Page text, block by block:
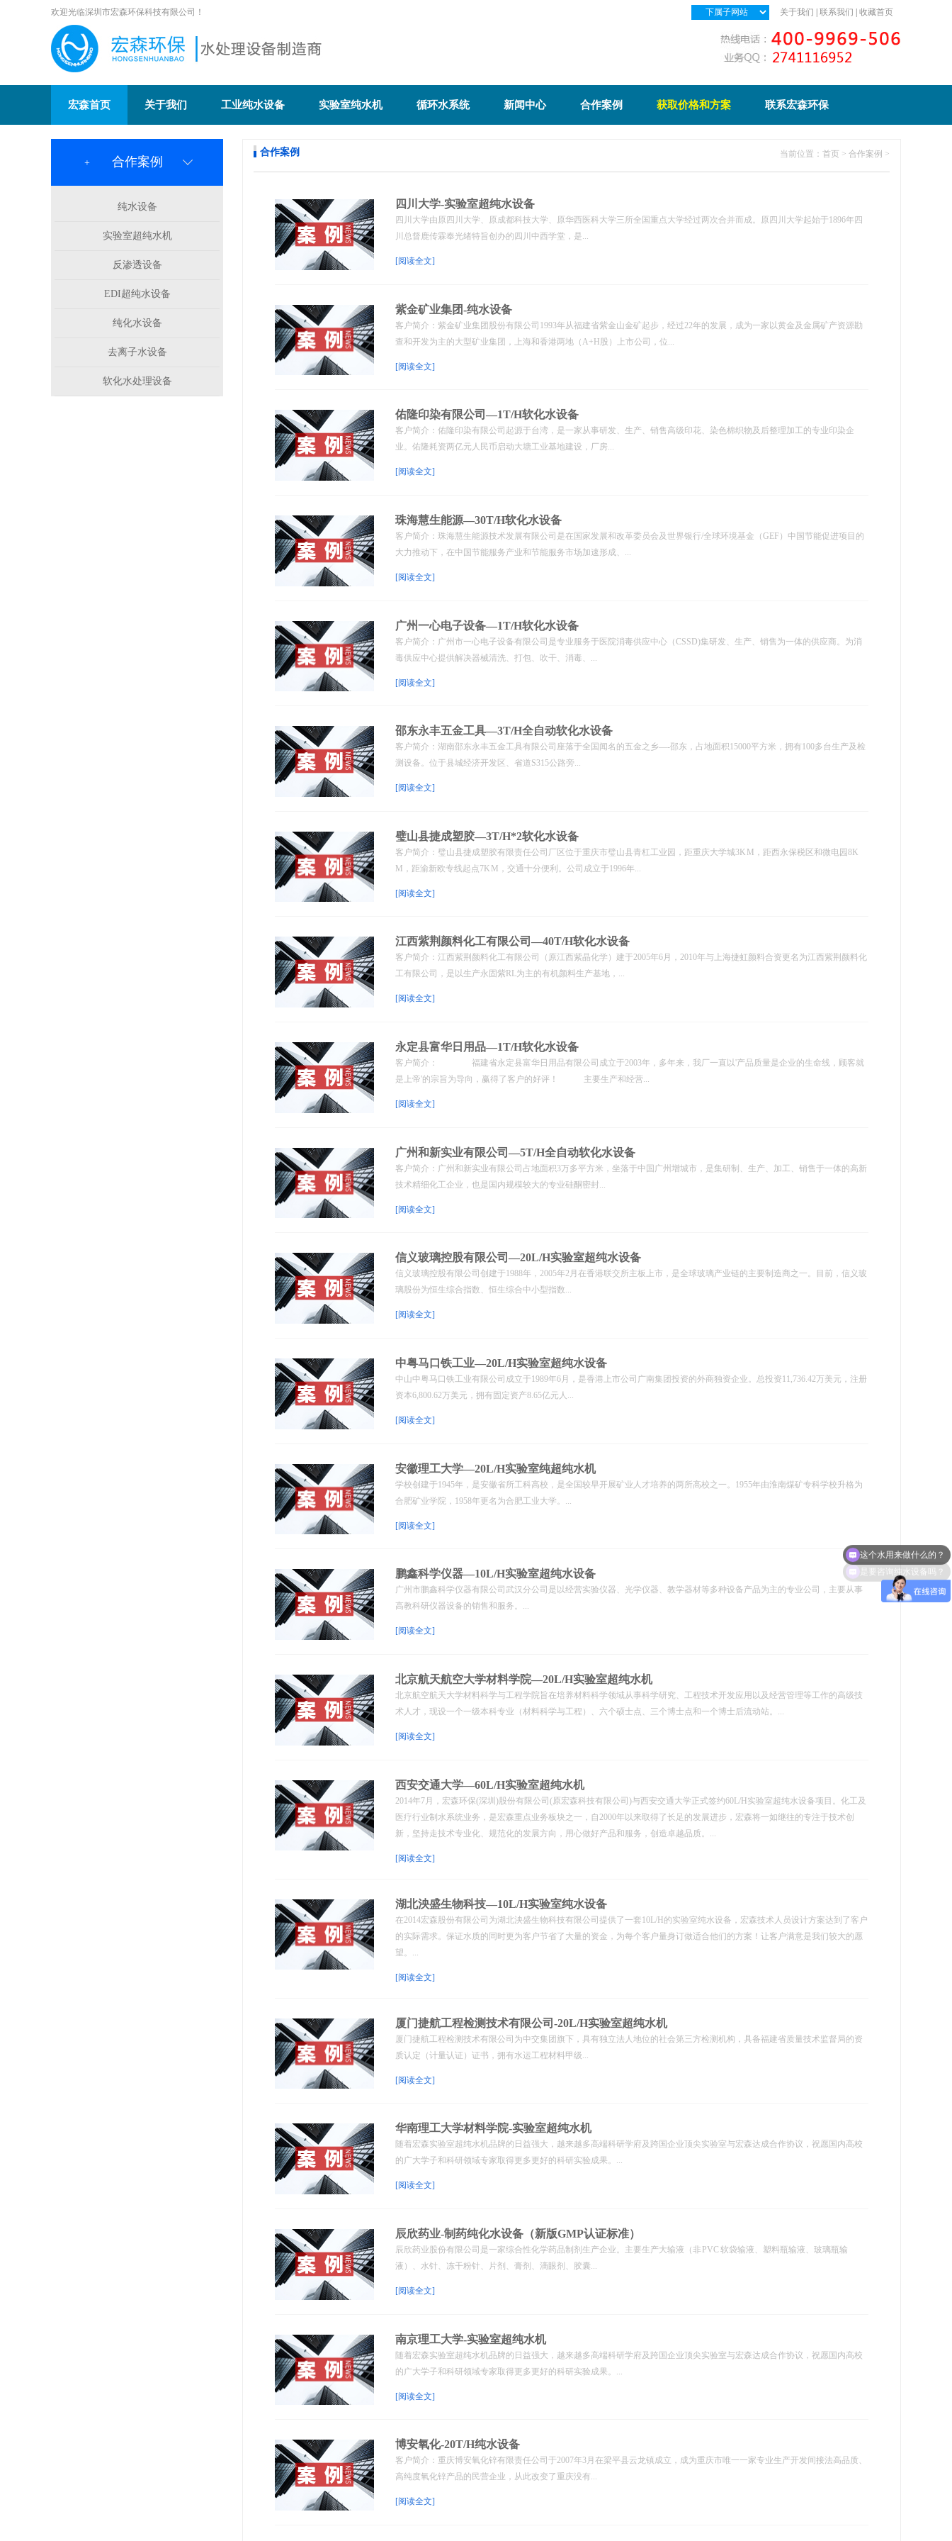
欢迎光临深圳市宏森环保科技有限公司！ 关于我们 联系我们 收藏首页
宏森首页 关于我们 工业纯水设备 实验室纯水机 循环水系统 新闻中心 合作案例 获取价格和方案 联系宏森环保
+ 合作案例
纯水设备
实验室超纯水机
反渗透设备
EDI超纯水设备
纯化水设备
去离子水设备
软化水处理设备
合作案例 当前位置： 首页 > 合作案例 >
四川大学-实验室超纯水设备
四川大学由原四川大学、原成都科技大学、原华西医科大学三所全国重点大学经过两次合并而成。原四川大学起始于1896年四
川总督鹿传霖奉光绪特旨创办的四川中西学堂，是...
[阅读全文]
紫金矿业集团-纯水设备
客户简介：紫金矿业集团股份有限公司1993年从福建省紫金山金矿起步，经过22年的发展，成为一家以黄金及金属矿产资源勘
查和开发为主的大型矿业集团，上海和香港两地（A+H股）上市公司，位...
[阅读全文]
佑隆印染有限公司—1T/H软化水设备
客户简介：佑隆印染有限公司起源于台湾，是一家从事研发、生产、销售高级印花、染色棉织物及后整理加工的专业印染企
业。佑隆耗资两亿元人民币启动大塘工业基地建设，厂房...
[阅读全文]
珠海慧生能源—30T/H软化水设备
客户简介：珠海慧生能源技术发展有限公司是在国家发展和改革委员会及世界银行/全球环境基金（GEF）中国节能促进项目的
大力推动下，在中国节能服务产业和节能服务市场加速形成、...
[阅读全文]
广州一心电子设备—1T/H软化水设备
客户简介：广州市一心电子设备有限公司是专业服务于医院消毒供应中心（CSSD)集研发、生产、销售为一体的供应商。为消
毒供应中心提供解决器械清洗、打包、吹干、消毒、...
[阅读全文]
邵东永丰五金工具—3T/H全自动软化水设备
客户简介：湖南邵东永丰五金工具有限公司座落于全国闻名的五金之乡—-邵东，占地面积15000平方米，拥有100多台生产及检
测设备。位于县城经济开发区、省道S315公路旁...
[阅读全文]
璧山县捷成塑胶—3T/H*2软化水设备
客户简介：璧山县捷成塑胶有限责任公司厂区位于重庆市璧山县青杠工业园，距重庆大学城3K M，距西永保税区和微电园8K
M，距渝新欧专线起点7K M，交通十分便利。公司成立于1996年...
[阅读全文]
江西紫荆颜料化工有限公司—40T/H软化水设备
客户简介：江西紫荆颜料化工有限公司（原江西紫晶化学）建于2005年6月，2010年与上海捷虹颜料合资更名为江西紫荆颜料化
工有限公司，是以生产永固紫RL为主的有机颜料生产基地，...
[阅读全文]
永定县富华日用品—1T/H软化水设备
客户简介： 福建省永定县富华日用品有限公司成立于2003年，多年来，我厂一直以'产品质量是企业的生命线，顾客就
是上帝'的宗旨为导向，赢得了客户的好评！ 主要生产和经营...
[阅读全文]
广州和新实业有限公司—5T/H全自动软化水设备
客户简介：广州和新实业有限公司占地面积3万多平方米，坐落于中国广州增城市，是集研制、生产、加工、销售于一体的高新
技术精细化工企业，也是国内规模较大的专业硅酮密封...
[阅读全文]
信义玻璃控股有限公司—20L/H实验室超纯水设备
信义玻璃控股有限公司创建于1988年，2005年2月在香港联交所主板上市，是全球玻璃产业链的主要制造商之一。目前，信义玻
璃股份为恒生综合指数、恒生综合中小型指数...
[阅读全文]
中粤马口铁工业—20L/H实验室超纯水设备
中山中粤马口铁工业有限公司成立于1989年6月，是香港上市公司广南集团投资的外商独资企业。总投资11,736.42万美元，注册
资本6,800.62万美元，拥有固定资产8.65亿元人...
[阅读全文]
安徽理工大学—20L/H实验室纯超纯水机
学校创建于1945年，是安徽省所工科高校，是全国较早开展矿业人才培养的两所高校之一。1955年由淮南煤矿专科学校升格为
合肥矿业学院，1958年更名为合肥工业大学。...
[阅读全文]
鹏鑫科学仪器—10L/H实验室超纯水设备
广州市鹏鑫科学仪器有限公司武汉分公司是以经营实验仪器、光学仪器、教学器材等多种设备产品为主的专业公司，主要从事
高教科研仪器设备的销售和服务。...
[阅读全文]
北京航天航空大学材料学院—20L/H实验室超纯水机
北京航空航天大学材料科学与工程学院旨在培养材料科学领域从事科学研究、工程技术开发应用以及经营管理等工作的高级技
术人才，现设一个一级本科专业（材料科学与工程）、六个硕士点、三个博士点和一个博士后流动站。...
[阅读全文]
西安交通大学—60L/H实验室超纯水机
2014年7月，宏森环保(深圳)股份有限公司(原宏森科技有限公司)与西安交通大学正式签约60L/H实验室超纯水设备项目。化工及
医疗行业制水系统业务，是宏森重点业务板块之一，自2000年以来取得了长足的发展进步，宏森将一如继往的专注于技术创
新，坚持走技术专业化、规范化的发展方向，用心做好产品和服务，创造卓越品质。...
[阅读全文]
湖北泱盛生物科技—10L/H实验室纯水设备
在2014宏森股份有限公司为湖北泱盛生物科技有限公司提供了一套10L/H的实验室纯水设备，宏森技术人员设计方案达到了客户
的实际需求。保证水质的同时更为客户节省了大量的资金，为每个客户量身订做适合他们的方案！让客户满意是我们较大的愿
望。...
[阅读全文]
厦门捷航工程检测技术有限公司-20L/H实验室超纯水机
厦门捷航工程检测技术有限公司为中交集团旗下，具有独立法人地位的社会第三方检测机构，具备福建省质量技术监督局的资
质认定（计量认证）证书，拥有水运工程材料甲级...
[阅读全文]
华南理工大学材料学院-实验室超纯水机
随着宏森实验室超纯水机品牌的日益强大，越来越多高端科研学府及跨国企业顶尖实验室与宏森达成合作协议，祝愿国内高校
的广大学子和科研领域专家取得更多更好的科研实验成果。...
[阅读全文]
辰欣药业-制药纯化水设备（新版GMP认证标准）
辰欣药业股份有限公司是一家综合性化学药品制剂生产企业。主要生产大输液（非 PVC 软袋输液、塑料瓶输液、玻璃瓶输
液）、水针、冻干粉针、片剂、膏剂、滴眼剂、胶囊...
[阅读全文]
南京理工大学-实验室超纯水机
随着宏森实验室超纯水机品牌的日益强大，越来越多高端科研学府及跨国企业顶尖实验室与宏森达成合作协议，祝愿国内高校
的广大学子和科研领域专家取得更多更好的科研实验成果。...
[阅读全文]
博安氧化-20T/H纯水设备
客户简介：重庆博安氧化锌有限责任公司于2007年3月在梁平县云龙镇成立，成为重庆市唯一一家专业生产开发间接法高品质、
高纯度氧化锌产品的民营企业，从此改变了重庆没有...
[阅读全文]
是要咨询纯水设备吗？